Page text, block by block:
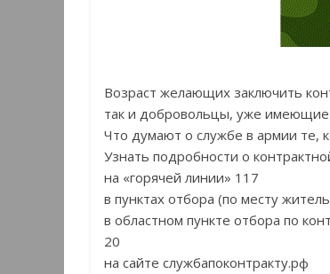
Возраст желающих заключить
так и добровольцы, уже имеющие
Что думают о службе в армии те,
Узнать подробности о
на «горячей линии» 117
в пунктах отбора (по месту
в областном пункте отбора по
20
на сайте службапоконтракту.рф